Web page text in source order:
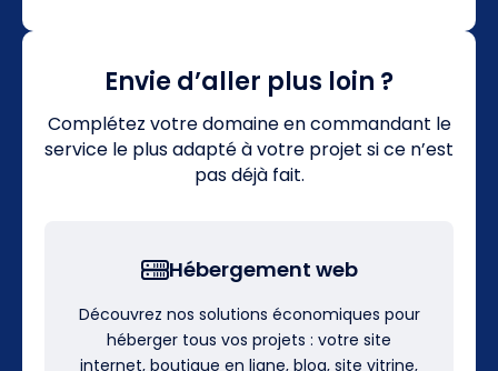
Envie d’aller plus loin ?
Complétez votre domaine en commandant le
service le plus adapté à votre projet si ce n’est
pas déjà fait.
Hébergement web
Découvrez nos solutions économiques pour
héberger tous vos projets : votre site
internet, boutique en ligne, blog, site vitrine,